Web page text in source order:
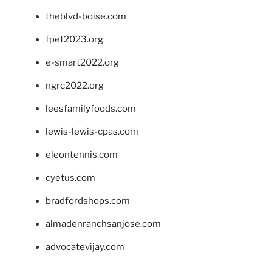
theblvd-boise.com
fpet2023.org
e-smart2022.org
ngrc2022.org
leesfamilyfoods.com
lewis-lewis-cpas.com
eleontennis.com
cyetus.com
bradfordshops.com
almadenranchsanjose.com
advocatevijay.com